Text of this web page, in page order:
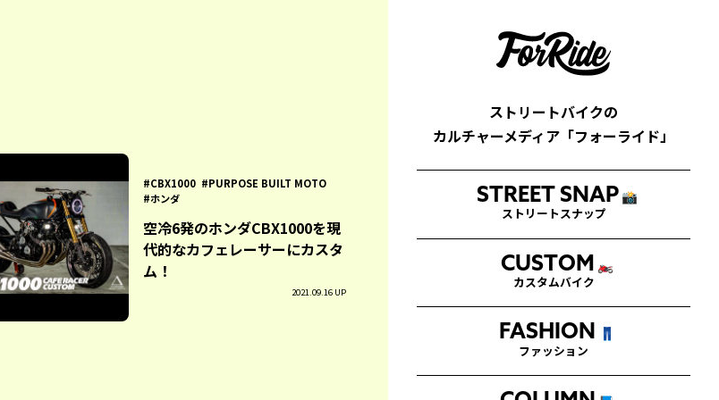
ストリートバイクの
カルチャーメディア「フォーライド」
STREET SNAP 📸
ストリートスナップ
CUSTOM 🏍
カスタムバイク
FASHION 👖
ファッション
CBX1000
PURPOSE BUILT MOTO
ホンダ
空冷6発のホンダCBX1000を現
代的なカフェレーサーにカスタ
ム！
2021.09.16 UP